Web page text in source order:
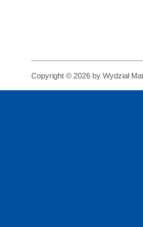
Copyright © 2026 by Wydział